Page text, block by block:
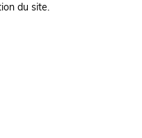
du site.